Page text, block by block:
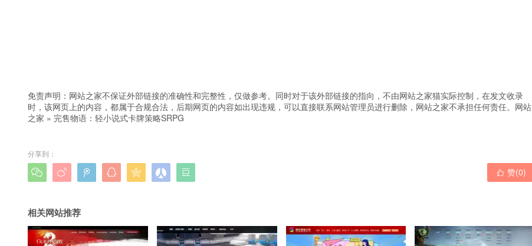
免责声明：网站之家不保证外部链接的准确性和完整性，仅做参考。同时对于该外部链接的指向，不由网站之家猫实际控制，在发文收录
时，该网页上的内容，都属于合规合法，后期网页的内容如出现违规，可以直接联系网站管理员进行删除，网站之家不承担任何责任。 网站
之家 » 完售物语：轻小说式卡牌策略SRPG
分享到：
        赞(0)
相关网站推荐